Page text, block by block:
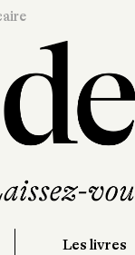
Les livres